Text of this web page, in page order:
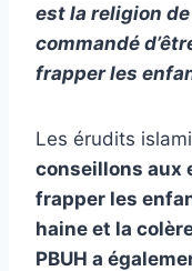
est la religion
commandé
frapper les
Les érudits
conseillons aux
frapper les
haine et la
PBUH a